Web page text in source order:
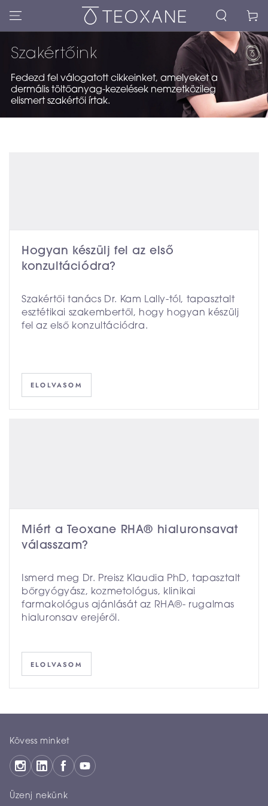
Kosár
Szakértőink
Fedezd fel válogatott cikkeinket, amelyeket a
dermális töltőanyag-kezelések nemzetközileg
elismert szakértői írtak.
Hogyan készülj fel az első
konzultációdra?
Szakértői tanács Dr. Kam Lally-tól, tapasztalt
esztétikai szakembertől, hogy hogyan készülj
fel az első konzultációdra.
ELOLVASOM
Miért a Teoxane RHA® hialuronsavat
válasszam?
Ismerd meg Dr. Preisz Klaudia PhD, tapasztalt
bőrgyógyász, kozmetológus, klinikai
farmakológus ajánlását az RHA®- rugalmas
hialuronsav erejéről.
ELOLVASOM
Kövess minket
Üzenj nekünk